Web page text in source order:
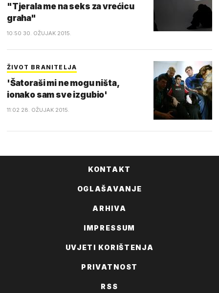
"Tjerala me na seks za vrećicu
graha"
10:50 30. OŽUJAK 2015.
ŽIVOT BRANITELJA
'Šatoraši mi ne mogu ništa,
ionako sam sve izgubio'
11:02 28. OŽUJAK 2015.
KONTAKT
OGLAŠAVANJE
ARHIVA
IMPRESSUM
UVJETI KORIŠTENJA
PRIVATNOST
RSS